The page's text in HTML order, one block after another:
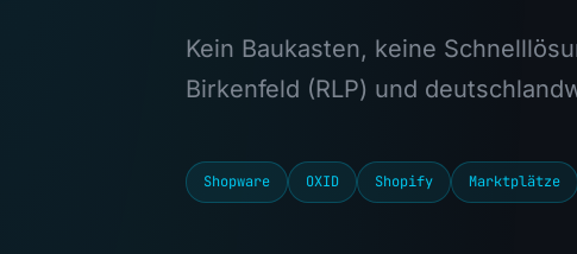
Kein Baukasten, keine
Birkenfeld (RLP) und
Shopware OXID Shopify Marktplätze